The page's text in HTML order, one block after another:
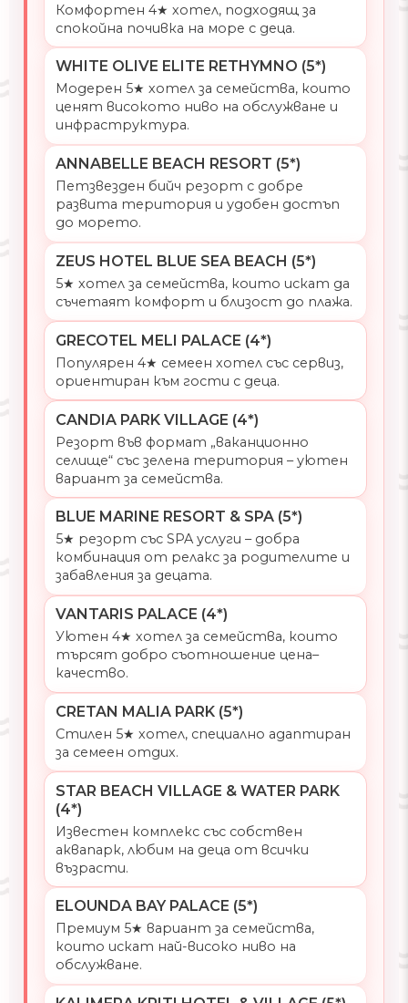
Комфортен 4★ хотел, подходящ за
спокойна почивка на море с деца.
WHITE OLIVE ELITE RETHYMNO (5*)
Модерен 5★ хотел за семейства, които
ценят високото ниво на обслужване и
инфраструктура.
ANNABELLE BEACH RESORT (5*)
Петзвезден бийч резорт с добре
развита територия и удобен достъп
до морето.
ZEUS HOTEL BLUE SEA BEACH (5*)
5★ хотел за семейства, които искат да
съчетаят комфорт и близост до плажа.
GRECOTEL MELI PALACE (4*)
Популярен 4★ семеен хотел със сервиз,
ориентиран към гости с деца.
CANDIA PARK VILLAGE (4*)
Резорт във формат „ваканционно
селище“ със зелена територия – уютен
вариант за семейства.
BLUE MARINE RESORT & SPA (5*)
5★ резорт със SPA услуги – добра
комбинация от релакс за родителите и
забавления за децата.
VANTARIS PALACE (4*)
Уютен 4★ хотел за семейства, които
търсят добро съотношение цена–
качество.
CRETAN MALIA PARK (5*)
Стилен 5★ хотел, специално адаптиран
за семеен отдих.
STAR BEACH VILLAGE & WATER PARK
(4*)
Известен комплекс със собствен
аквапарк, любим на деца от всички
възрасти.
ELOUNDA BAY PALACE (5*)
Премиум 5★ вариант за семейства,
които искат най-високо ниво на
обслужване.